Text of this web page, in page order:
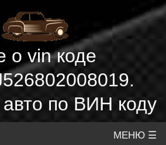
о vin коде
по ВИН коду
МЕНЮ ☰